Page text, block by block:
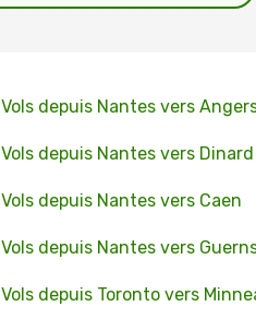
Vols depuis Nantes vers
Vols depuis Nantes vers Dinard
Vols depuis Nantes vers Caen
Vols depuis Nantes vers
Vols depuis Toronto vers